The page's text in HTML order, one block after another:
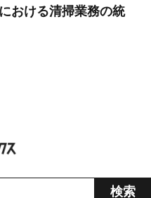
おける清掃業務の統